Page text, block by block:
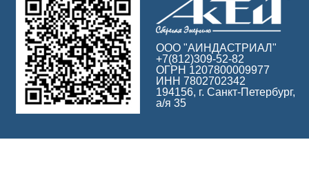
ООО "АИНДАСТРИАЛ"
+7(812)309-52-82
ОГРН 1207800009977
ИНН 7802702342
194156, г. Санкт-Петербург,
а/я 35